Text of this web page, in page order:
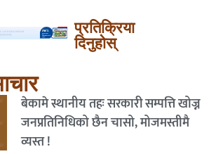
प्रतिक्रिया
दिनुहोस्
बेकामे स्थानीय तहः सरकारी सम्पत्ति खोज्न
जनप्रतिनिधिको छैन चासो, मोजमस्तीमै
व्यस्त !